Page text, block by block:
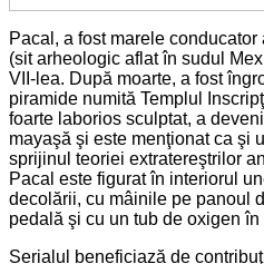
Pacal, a fost marele
(sit arheologic aflat în sudul
VII-lea. După moarte, a fost
piramide numită Templul
foarte laborios sculptat, a
mayaşă şi este menţionat ca şi
sprijinul teoriei extratereştrilor
Pacal este figurat în interiorul
decolării, cu mâinile pe panoul
pedală şi cu un tub de oxigen în
Serialul beneficiază de